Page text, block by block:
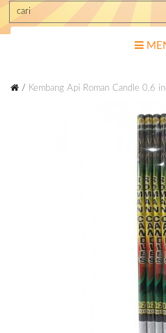
Kembang Api Roman Candle 0.6